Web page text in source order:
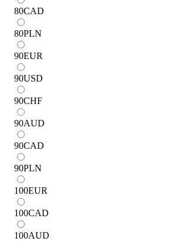
80CAD
80PLN
90EUR
90USD
90CHF
90AUD
90CAD
90PLN
100EUR
100CAD
100AUD